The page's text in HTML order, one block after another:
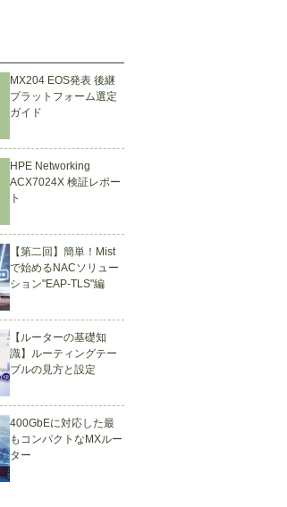
MX204 EOS発表 後継
プラットフォーム選定
ガイド
HPE Networking
ACX7024X 検証レポー
ト
【第二回】簡単！Mist
で始めるNACソリュー
ション"EAP-TLS"編
【ルーターの基礎知
識】ルーティングテー
ブルの見方と設定
400GbEに対応した最
もコンパクトなMXルー
ター